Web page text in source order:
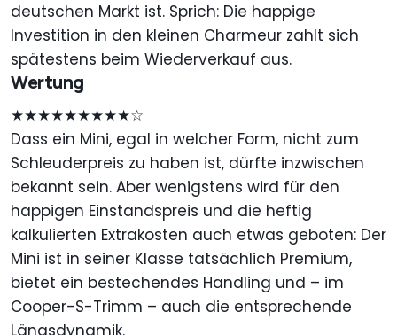
deutschen Markt ist. Sprich: Die happige
Investition in den kleinen Charmeur zahlt sich
spätestens beim Wiederverkauf aus.
Wertung
★★★★★★★★★☆
Dass ein Mini, egal in welcher Form, nicht zum
Schleuderpreis zu haben ist, dürfte inzwischen
bekannt sein. Aber wenigstens wird für den
happigen Einstandspreis und die heftig
kalkulierten Extrakosten auch etwas geboten: Der
Mini ist in seiner Klasse tatsächlich Premium,
bietet ein bestechendes Handling und – im
Cooper-S-Trimm – auch die entsprechende